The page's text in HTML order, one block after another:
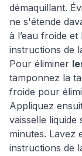
démaquillant.
ne s'étende
à l’eau froide
instructions de
Pour éliminer
tamponnez la
froide pour
Appliquez
vaisselle liquide
minutes. Lavez
instructions de